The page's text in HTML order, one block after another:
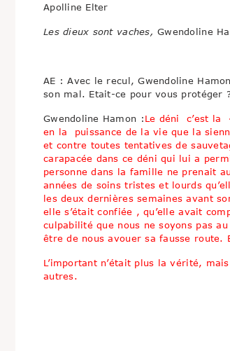
Apolline Elter
Les dieux sont vaches, Gwendoline
AE : Avec le recul, Gwendoline
son mal. Etait-ce pour vous protéger
Gwendoline Hamon :Le déni c’est la
en la puissance de la vie que la
et contre toutes tentatives de
carapacée dans ce déni qui lui a
personne dans la famille ne prenait
années de soins tristes et lourds
les deux dernières semaines avant
elle s’était confiée , qu’elle avait
culpabilité que nous ne soyons pas
être de nous avouer sa fausse
L’important n’était plus la vérité,
autres.